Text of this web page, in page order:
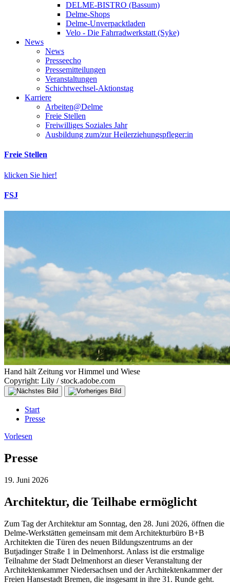
DELME-BISTRO (Bassum)
Delme-Shops
Delme-Unverpacktladen
Velo - Die Fahrradwerkstatt (Syke)
News
News
Presseecho
Pressemitteilungen
Veranstaltungen
Schichtwechsel-Aktionstag
Karriere
Arbeiten@Delme
Freie Stellen
Freiwilliges Soziales Jahr
Ausbildung zum/zur Heilerziehungspfleger:in
Freie Stellen
klicken Sie hier!
FSJ
Hand hält Zeitung vor Himmel und Wiese
Copyright: Lily / stock.adobe.com
Start
Presse
Vorlesen
Presse
19. Juni 2026
Architektur, die Teilhabe ermöglicht
Zum Tag der Architektur am Sonntag, den 28. Juni 2026, öffnen die
Delme-Werkstätten gemeinsam mit dem Architekturbüro B+B
Architekten die Türen des neuen Bildungszentrums an der
Butjadinger Straße 1 in Delmenhorst. Anlass ist die erstmalige
Teilnahme der Stadt Delmenhorst an dieser Veranstaltung der
Architektenkammer Niedersachsen und der Architektenkammer der
Freien Hansestadt Bremen, die insgesamt in ihre 31. Runde geht.